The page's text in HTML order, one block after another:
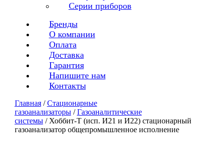
Серии приборов
Бренды
О компании
Оплата
Доставка
Гарантия
Напишите нам
Контакты
Главная/Стационарные
газоанализаторы/Газоаналитические
системы/ Хоббит-Т (исп. И21 и И22) стационарный
газоанализатор общепромышленное исполнение